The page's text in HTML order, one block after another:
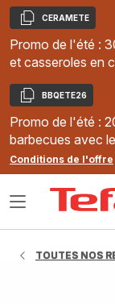
Copier
CERAMETE
Promo de l'été :
et casseroles en
Copier
BBQETE26
Promo de l'été :
barbecues avec
Conditions de l'offre
Ouvrir
TOUTES NOS